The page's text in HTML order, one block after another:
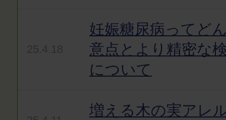
妊娠糖尿病ってど
意点とより精密な
について
増える木の実アレ